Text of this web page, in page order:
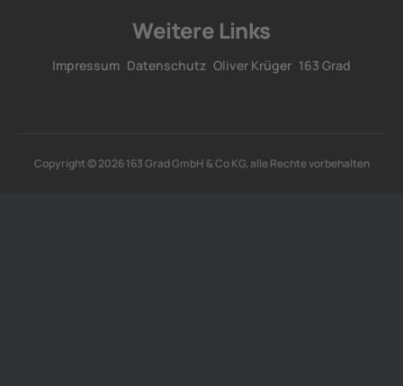
Weitere Links
Impressum Datenschutz Oliver Krüger 163 Grad
Copyright © 2026 163 Grad GmbH & Co KG, alle Rechte vorbehalten